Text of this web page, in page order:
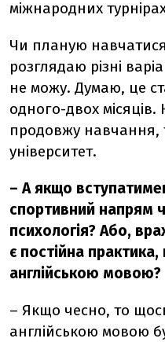
міжнародних
Чи планую
розглядаю різні
не можу. Думаю, це
одного-двох
продовжу навчання,
університет.
– А якщо
спортивний напрям
психологія? Або,
є постійна
англійською мовою?
– Якщо чесно, то
англійською мовою